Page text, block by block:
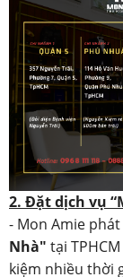
2. Đặt dịch vụ
- Mon Amie
Nhà" tại
kiệm nhiều thời